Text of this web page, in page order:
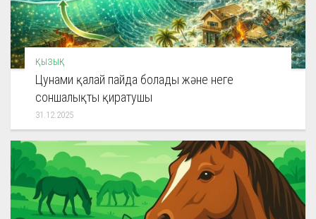
ҚЫЗЫҚ
Цунами қалай пайда болады және неге
соншалықты қиратушы
31.12.2025